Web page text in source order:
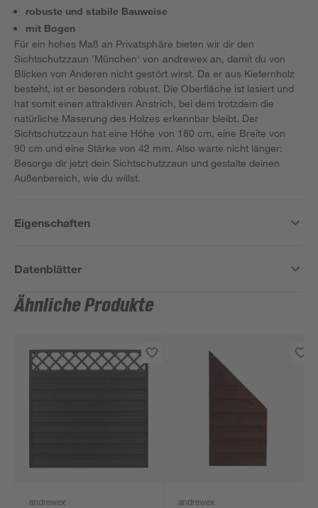
robuste und stabile Bauweise
mit Bogen
Für ein hohes Maß an Privatsphäre bieten wir dir den
Sichtschutzzaun 'München' von andrewex an, damit du von
Blicken von Anderen nicht gestört wirst. Da er aus Kiefernholz
besteht, ist er besonders robust. Die Oberfläche ist lasiert und
hat somit einen attraktiven Anstrich, bei dem trotzdem die
natürliche Maserung des Holzes erkennbar bleibt. Der
Sichtschutzzaun hat eine Höhe von 180 cm, eine Breite von
90 cm und eine Stärke von 42 mm. Also warte nicht länger:
Besorge dir jetzt dein Sichtschutzzaun und gestalte deinen
Außenbereich, wie du willst.
Eigenschaften
Datenblätter
Ähnliche Produkte
andrewex andrewex